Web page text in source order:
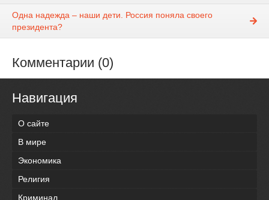
Одна надежда – наши дети. Россия поняла своего
президента?
Комментарии (0)
Навигация
О сайте
В мире
Экономика
Религия
Криминал